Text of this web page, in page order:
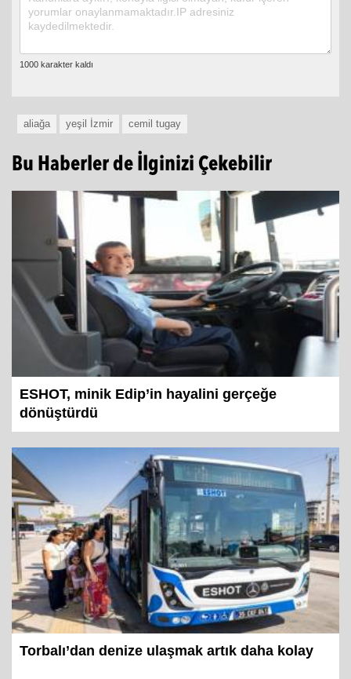
aliağa yeşil İzmir cemil tugay
Bu Haberler de İlginizi Çekebilir
ESHOT, minik Edip’in hayalini gerçeğe
dönüştürdü
Torbalı’dan denize ulaşmak artık daha kolay